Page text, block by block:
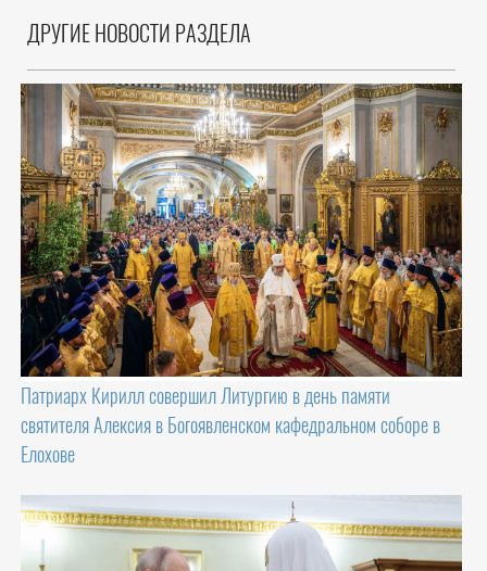
ДРУГИЕ НОВОСТИ РАЗДЕЛА
Патриарх Кирилл совершил Литургию в день памяти
святителя Алексия в Богоявленском кафедральном соборе в
Елохове